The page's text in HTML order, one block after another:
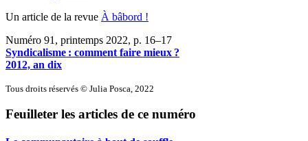
Un article de la revue À bâbord !
Numéro 91, printemps 2022, p. 16–17
Syndicalisme : comment faire mieux ?
2012, an dix
Tous droits réservés © Julia Posca, 2022
Feuilleter les articles de ce numéro